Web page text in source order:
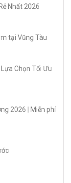
Nhất 2026
tại Vũng Tàu
Chọn Tối Ưu
2026 | Miễn phí